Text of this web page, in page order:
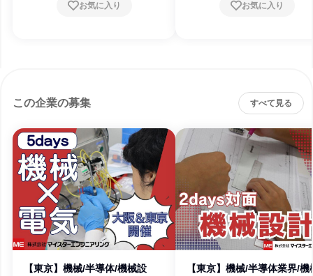
お気に入り お気に入り
この企業の募集 すべて見る
【東京】機械/半導体/機械設
【東京】機械/半導体業界/機